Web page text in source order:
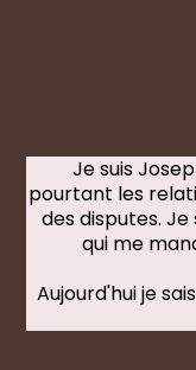
Je suis
pourtant les
des disputes.
qui me
Aujourd'hui je